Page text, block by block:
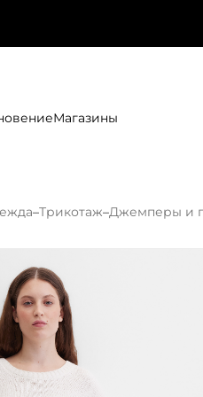
Магазины
–Трикотаж–Джемперы и